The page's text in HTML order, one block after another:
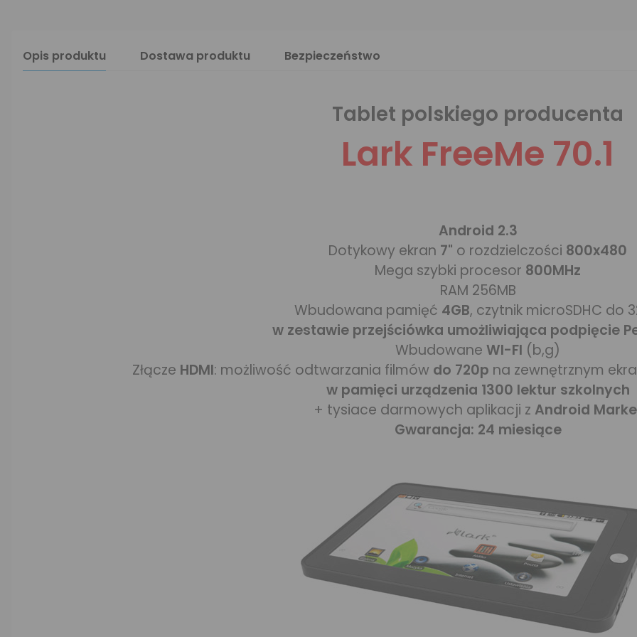
Opis produktu Dostawa produktu Bezpieczeństwo
Tablet polskiego producenta
Lark FreeMe 70.1
Android 2.3
Dotykowy ekran 7" o rozdzielczości 800x480
Mega szybki procesor 800MHz
RAM 256MB
Wbudowana pamięć 4GB, czytnik microSDHC do
w zestawie przejściówka umożliwiająca podpięcie
Wbudowane WI-FI (b,g)
Złącze HDMI: możliwość odtwarzania filmów do 720p na zewnętrznym
w pamięci urządzenia 1300 lektur szkolnych
+ tysiace darmowych aplikacji z Android
Gwarancja: 24 miesiące